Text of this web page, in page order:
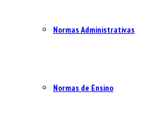
Normas Administrativas
Normas de Ensino